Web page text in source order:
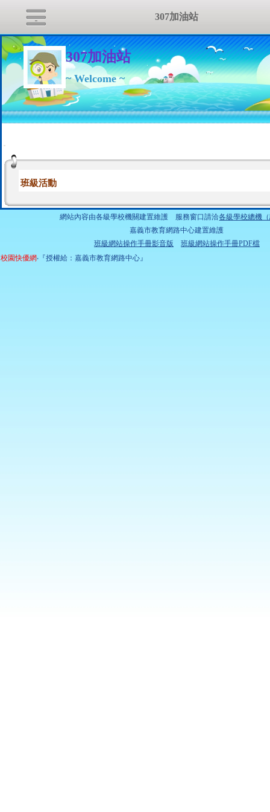
307加油站
~ Welcome ~
:::
班級活動
網站內容由各級學校機關建置維護 服務窗口請洽各級學校總機
嘉義市教育網路中心建置維護
班級網站操作手冊影音版
班級網站操作手冊PDF檔
校園快優網‧『授權給：嘉義市教育網路中心』
307加油站